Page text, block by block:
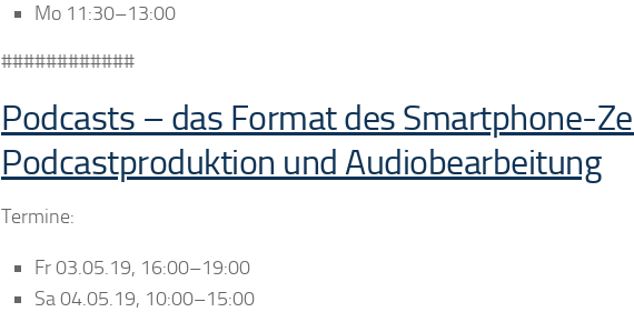
Mo 11:30–13:00
############
Podcasts – das Format des Smartphone-
Podcastproduktion und Audiobearbeitung
Termine:
Fr 03.05.19, 16:00–19:00
Sa 04.05.19, 10:00–15:00